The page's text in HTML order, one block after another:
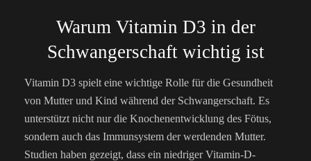
Warum Vitamin D3 in der
Schwangerschaft wichtig ist
Vitamin D3 spielt eine wichtige Rolle für die Gesundheit
von Mutter und Kind während der Schwangerschaft. Es
unterstützt nicht nur die Knochenentwicklung des Fötus,
sondern auch das Immunsystem der werdenden Mutter.
Studien haben gezeigt, dass ein niedriger Vitamin-D-